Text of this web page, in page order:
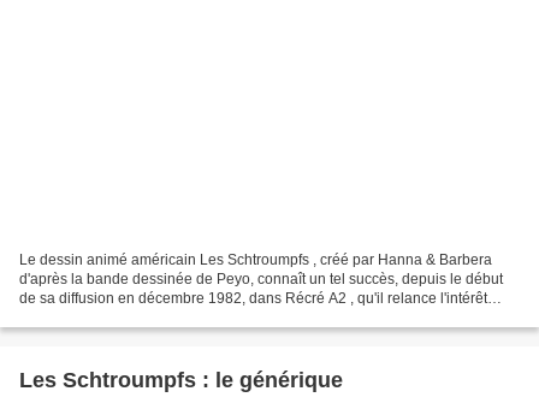
Le dessin animé américain Les Schtroumpfs , créé par Hanna & Barbera
d'après la bande dessinée de Peyo, connaît un tel succès, depuis le début
de sa diffusion en décembre 1982, dans Récré A2 , qu'il relance l'intérêt
Les Schtroumpfs : le générique